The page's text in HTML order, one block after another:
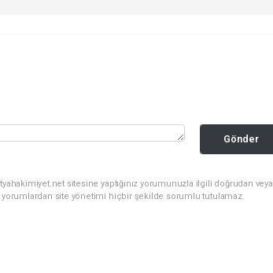
Gönder
sitesine yaptığınız yorumunuzla ilgili doğrudan veya
yorumlardan site yönetimi hiçbir şekilde sorumlu tutulamaz.